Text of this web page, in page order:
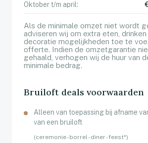
Oktober t/m april:
Als de minimale omzet niet wordt
adviseren wij om extra eten,
decoratie mogelijkheden toe te
offerte. Indien de omzetgarantie
gehaald, verhogen wij de huur van
minimale bedrag.
Bruiloft deals voorwaarden
Alleen van toepassing bij afname
van een bruiloft
(ceremonie - borrel - diner - feest*)